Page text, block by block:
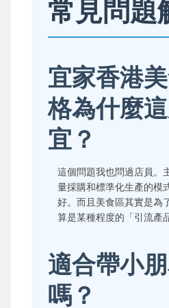
常見問題
宜家香港
格為什麼
宜？
這個問題我也問過店員。
量採購和標準化生產的模
好。而且美食區其實是為
算是某種程度的「引流產
適合帶小
嗎？